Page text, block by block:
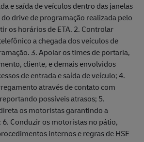
e saída de veículos dentro das janelas
drive de programação realizada pelo
os horários de ETA. 2. Controlar
a chegada dos veículos de
3. Apoiar os times de portaria,
cliente, e demais envolvidos
de entrada e saída de veículo; 4.
através de contato com
possíveis atrasos; 5.
os motoristas garantindo a
6. Conduzir os motoristas no pátio,
internos e regras de HSE